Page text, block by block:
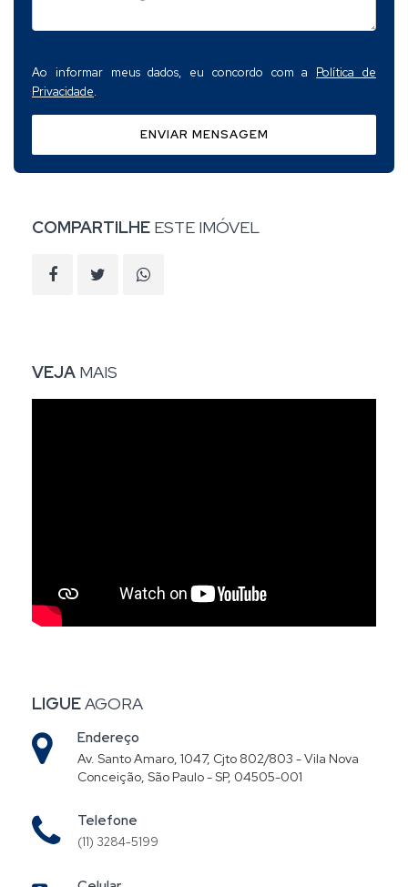
Ao informar meus dados, eu concordo com a Política de
Privacidade.
ENVIAR MENSAGEM
COMPARTILHE ESTE IMÓVEL
VEJA MAIS
LIGUEAGORA
Endereço
Av. Santo Amaro, 1047, Cjto 802/803 - Vila Nova
Conceição, São Paulo - SP, 04505-001
Telefone
(11) 3284-5199